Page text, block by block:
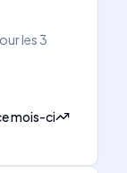
les 3
mois-ci